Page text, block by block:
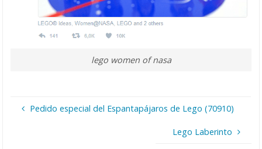
lego women of nasa
Pedido especial del Espantapájaros de Lego (70910)
Lego Laberinto